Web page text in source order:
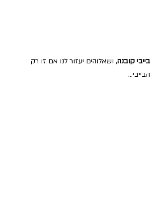
בייבי קובנה, ושאלוהים יעזור לנו אם זו רק
הבייבי...